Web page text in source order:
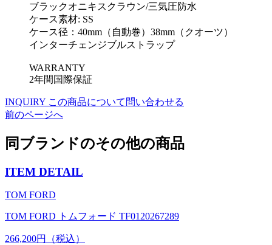
ブラックオニキスクラウン/三気圧防水
ケース素材: SS
ケース径：40mm（自動巻）38mm（クオーツ）
インターチェンジブルストラップ
WARRANTY
2年間国際保証
INQUIRY この商品について問い合わせる
前のページへ
同ブランドのその他の商品
ITEM DETAIL
TOM FORD
TOM FORD トムフォード TF0120267289
266,200円（税込）